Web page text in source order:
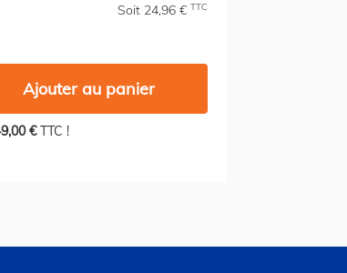
Soit 24,96 € TTC
Ajouter au panier
€TTC !